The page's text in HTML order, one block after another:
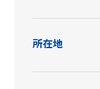
所在地